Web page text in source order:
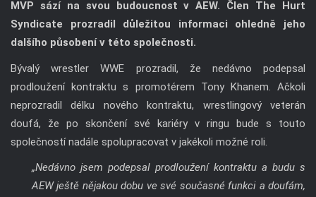
MVP sází na svou budoucnost v AEW. Člen The Hurt
Syndicate prozradil důležitou informaci ohledně jeho
dalšího působení v této společnosti.
Bývalý wrestler WWE prozradil, že nedávno podepsal
prodloužení kontraktu s promotérem Tony Khanem. Ačkoli
neprozradil délku nového kontraktu, wrestlingový veterán
doufá, že po skončení své kariéry v ringu bude s touto
společností nadále spolupracovat v jakékoli možné roli.
„Nedávno jsem podepsal prodloužení kontraktu a budu s
AEW ještě nějakou dobu ve své současné funkci a doufám,